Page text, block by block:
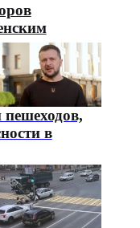
пешеходов,
в